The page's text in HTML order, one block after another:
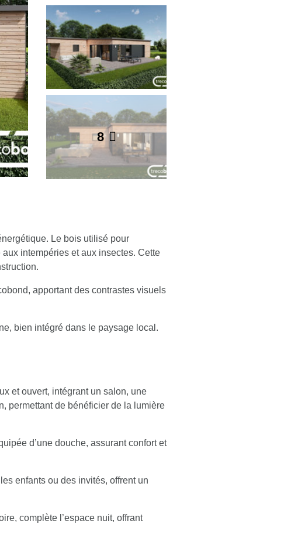
8
. Le bois utilisé pour
intempéries et aux insectes. Cette
apportant des contrastes visuels
bien intégré dans le paysage local.
et ouvert, intégrant un salon, une
permettant de bénéficier de la lumière
d’une douche, assurant confort et
enfants ou des invités, offrent un
complète l’espace nuit, offrant